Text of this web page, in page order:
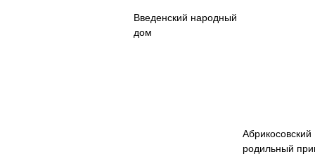
Введенский народный
дом
Абрикосовский
родильный